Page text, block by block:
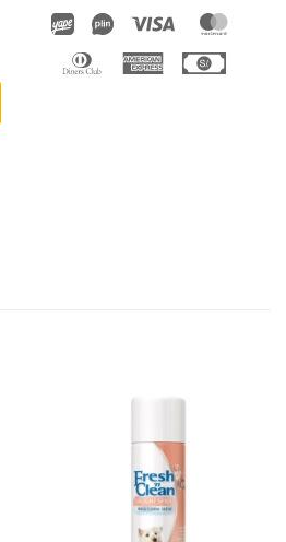
Wirecard
Vipps Visa
Dinners
American